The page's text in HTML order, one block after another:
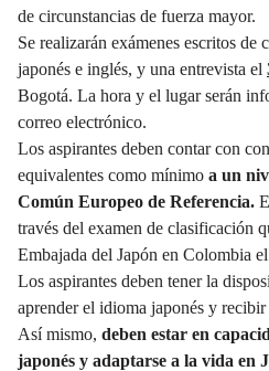
de circunstancias de fuerza mayor.
Se realizarán exámenes escritos de
japonés e inglés, y una entrevista el
Bogotá. La hora y el lugar serán
correo electrónico.
Los aspirantes deben contar con
equivalentes como mínimo a un
Común Europeo de Referencia.
través del examen de clasificación
Embajada del Japón en Colombia
Los aspirantes deben tener la
aprender el idioma japonés y
Así mismo, deben estar en
japonés y adaptarse a la vida en